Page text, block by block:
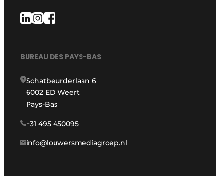
BUREAU DES PAYS-BAS
Schatbeurderlaan 6
6002 ED Weert
Pays-Bas
+31 495 450095
info@louwersmediagroep.nl